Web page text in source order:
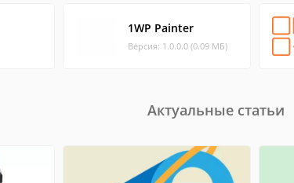
1WP Painter
Версия: 1.0.0.0 (0.09 МБ)
Актуальные статьи